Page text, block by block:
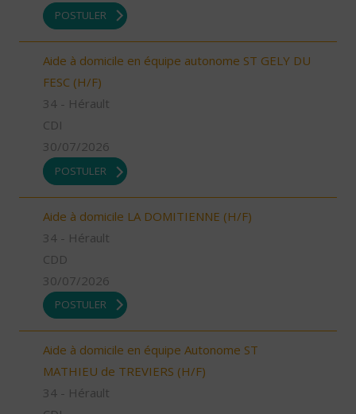
POSTULER
Aide à domicile en équipe autonome ST GELY DU
FESC (H/F)
34 - Hérault
CDI
30/07/2026
POSTULER
Aide à domicile LA DOMITIENNE (H/F)
34 - Hérault
CDD
30/07/2026
POSTULER
Aide à domicile en équipe Autonome ST
MATHIEU de TREVIERS (H/F)
34 - Hérault